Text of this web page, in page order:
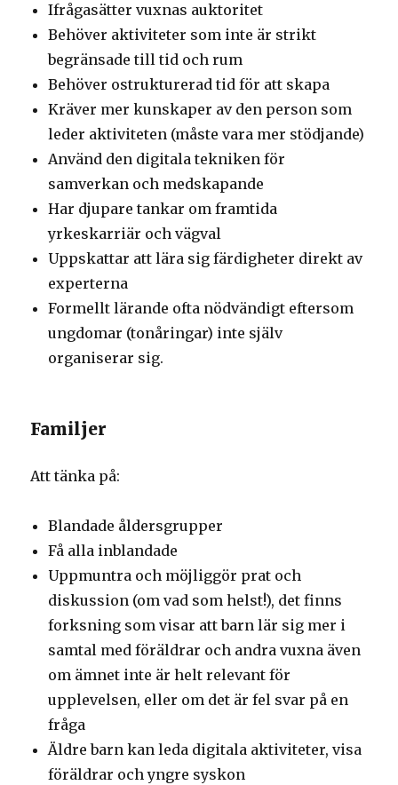
Ifrågasätter vuxnas auktoritet
Behöver aktiviteter som inte är strikt
begränsade till tid och rum
Behöver ostrukturerad tid för att skapa
Kräver mer kunskaper av den person som
leder aktiviteten (måste vara mer stödjande)
Använd den digitala tekniken för
samverkan och medskapande
Har djupare tankar om framtida
yrkeskarriär och vägval
Uppskattar att lära sig färdigheter direkt av
experterna
Formellt lärande ofta nödvändigt eftersom
ungdomar (tonåringar) inte själv
organiserar sig.
Familjer
Att tänka på:
Blandade åldersgrupper
Få alla inblandade
Uppmuntra och möjliggör prat och
diskussion (om vad som helst!), det finns
forksning som visar att barn lär sig mer i
samtal med föräldrar och andra vuxna även
om ämnet inte är helt relevant för
upplevelsen, eller om det är fel svar på en
fråga
Äldre barn kan leda digitala aktiviteter, visa
föräldrar och yngre syskon